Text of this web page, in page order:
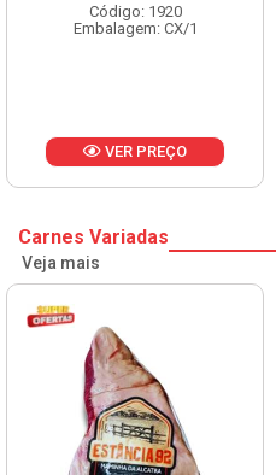
Código: 13751
Embalagem: CX/1
VER PREÇO
Carnes Variadas
Veja mais